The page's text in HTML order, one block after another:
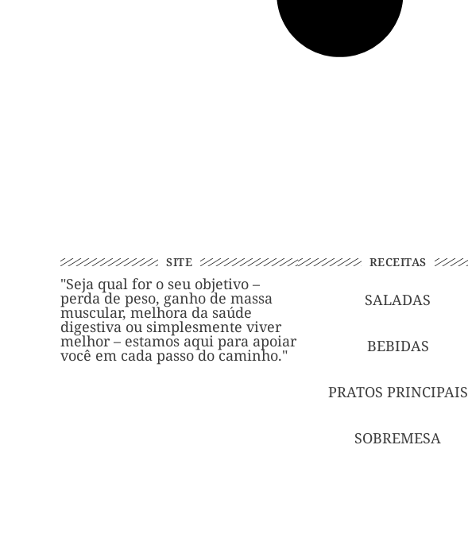
SITE
"Seja qual for o seu objetivo –
perda de peso, ganho de massa
muscular, melhora da saúde
digestiva ou simplesmente viver
melhor – estamos aqui para apoiar
você em cada passo do caminho."
RECEITAS
SALADAS
BEBIDAS
PRATOS PRINCIPAIS
SOBREMESA